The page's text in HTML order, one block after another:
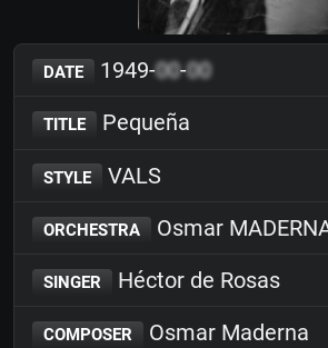
DATE 1949-00-00
TITLE Pequeña
STYLE VALS
ORCHESTRA Osmar
SINGER Héctor de Rosas
COMPOSER Osmar Maderna